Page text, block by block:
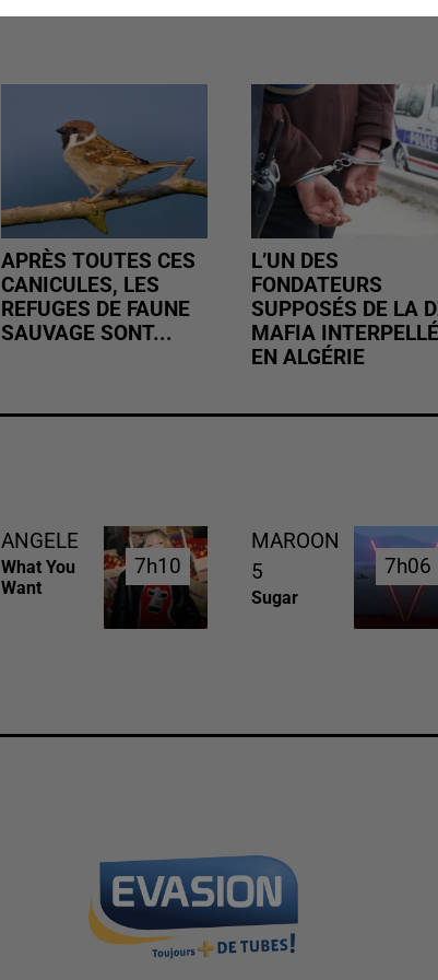
APRÈS TOUTES CES
CANICULES, LES
REFUGES DE FAUNE
SAUVAGE SONT...
L’UN DES
FONDATEURS
SUPPOSÉS DE LA
MAFIA INTERPELLÉ
EN ALGÉRIE
ANGELE
What You
Want
7h10
7h10
MAROON
5
Sugar
7h06
7h06